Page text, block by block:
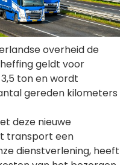
overheid de
geldt voor
ton en wordt
gereden kilometers
deze nieuwe
transport een
dienstverlening, heeft